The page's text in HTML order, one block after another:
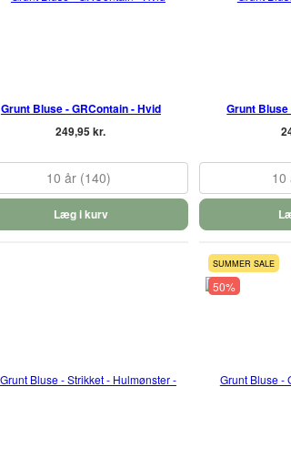
Grunt Bluse - GRContain - Hvid
249,95 kr.
10 år (140)
Læg i kurv
Grunt Bluse
10
SUMMER SALE
50%